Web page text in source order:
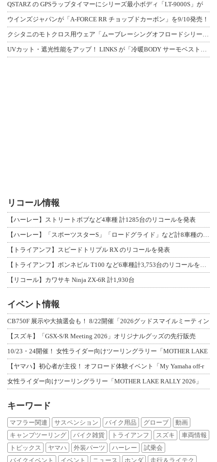
QSTARZ の GPSラップタイマーにシリーズ最小ボディ「LT-9000S」が
ウインズジャパンが「A-FORCE RR チョップドカーボン」を9/10発売！
クシタニのモトクロス用ウェア「ムーブレーシングオフロードシリーズ」3アイテムが登
UVカット・遮光性能をアップ！ LINKS が「冷暖BODY サーモベスト」改良
リコール情報
【ハーレー】ストリートボブなど4車種 計1285台のリコールを発表
【ハーレー】「スポーツスターS」「ロードグライド」など計8車種のリコールを発表
【トライアンフ】スピードトリプル RX のリコールを発表
【トライアンフ】ボンネビル T100 など6車種計3,753台のリコールを発表
【リコール】カワサキ Ninja ZX-6R 計1,930台
イベント情報
CB750F 展示や大抽選会も！ 8/22開催「2026グッドスマイルミーティン
【スズキ】「GSX-S/R Meeting 2026」オリジナルグッズの先行販売
10/23・24開催！ 女性ライダー向けツーリングラリー「MOTHER LAKE
【ヤマハ】初心者が主役！ オフロード体験イベント「My Yamaha off-r
女性ライダー向けツーリングラリー「MOTHER LAKE RALLY 2026」
キーワード
マフラー関連 サスペンション バイク用品 グローブ
動画
キャンプツーリング
バイク雑貨 トライアンフ スズキ
車両情報
トピックス
ヤマハ 外装パーツ ハーレー
試乗会
バイクイベント
イベント ニュース ホンダ 走行＆ライテク